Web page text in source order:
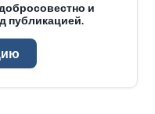
и
публикацией.